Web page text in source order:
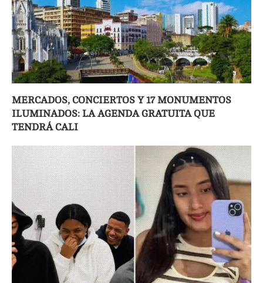
MERCADOS, CONCIERTOS Y 17 MONUMENTOS
ILUMINADOS: LA AGENDA GRATUITA QUE
TENDRÁ CALI